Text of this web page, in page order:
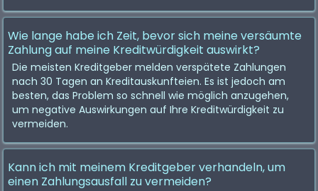
Wie lange habe ich Zeit, bevor sich meine versäumte
Zahlung auf meine Kreditwürdigkeit auswirkt?
Die meisten Kreditgeber melden verspätete Zahlungen
nach 30 Tagen an Kreditauskunfteien. Es ist jedoch am
besten, das Problem so schnell wie möglich anzugehen,
um negative Auswirkungen auf Ihre Kreditwürdigkeit zu
vermeiden.
Kann ich mit meinem Kreditgeber verhandeln, um
einen Zahlungsausfall zu vermeiden?